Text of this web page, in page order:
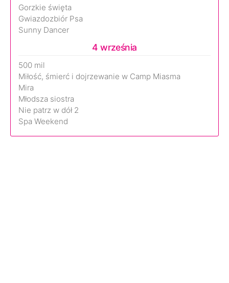
Gorzkie święta
Gwiazdozbiór Psa
Sunny Dancer
4 września
500 mil
Miłość, śmierć i dojrzewanie w Camp Miasma
Mira
Młodsza siostra
Nie patrz w dół 2
Spa Weekend